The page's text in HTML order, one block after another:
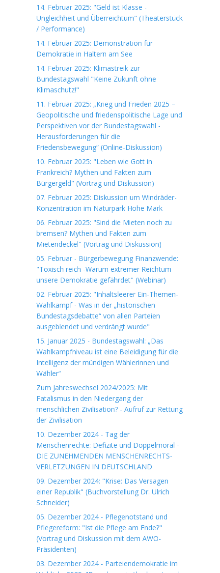
14. Februar 2025: "Geld ist Klasse -
Ungleichheit und Überreichtum" (Theaterstück
/ Performance)
14. Februar 2025: Demonstration für
Demokratie in Haltern am See
14. Februar 2025: Klimastreik zur
Bundestagswahl "Keine Zukunft ohne
Klimaschutz!"
11. Februar 2025: „Krieg und Frieden 2025 –
Geopolitische und friedenspolitische Lage und
Perspektiven vor der Bundestagswahl -
Herausforderungen für die
Friedensbewegung“ (Online-Diskussion)
10. Februar 2025: "Leben wie Gott in
Frankreich? Mythen und Fakten zum
Bürgergeld" (Vortrag und Diskussion)
07. Februar 2025: Diskussion um Windräder-
Konzentration im Naturpark Hohe Mark
06. Februar 2025: "Sind die Mieten noch zu
bremsen? Mythen und Fakten zum
Mietendeckel" (Vortrag und Diskussion)
05. Februar - Bürgerbewegung Finanzwende:
"Toxisch reich -Warum extremer Reichtum
unsere Demokratie gefährdet" (Webinar)
02. Februar 2025: "Inhaltsleerer Ein-Themen-
Wahlkampf - Was in der „historischen
Bundestagsdebatte“ von allen Parteien
ausgeblendet und verdrängt wurde"
15. Januar 2025 - Bundestagswahl: „Das
Wahlkampfniveau ist eine Beleidigung für die
Intelligenz der mündigen Wählerinnen und
Wähler“
Zum Jahreswechsel 2024/2025: Mit
Fatalismus in den Niedergang der
menschlichen Zivilisation? - Aufruf zur Rettung
der Zivilisation
10. Dezember 2024 - Tag der
Menschenrechte: Defizite und Doppelmoral -
DIE ZUNEHMENDEN MENSCHENRECHTS-
VERLETZUNGEN IN DEUTSCHLAND
09. Dezember 2024: "Krise: Das Versagen
einer Republik" (Buchvorstellung Dr. Ulrich
Schneider)
05. Dezember 2024 - Pflegenotstand und
Pflegereform: "Ist die Pflege am Ende?"
(Vortrag und Diskussion mit dem AWO-
Präsidenten)
03. Dezember 2024 - Parteiendemokratie im